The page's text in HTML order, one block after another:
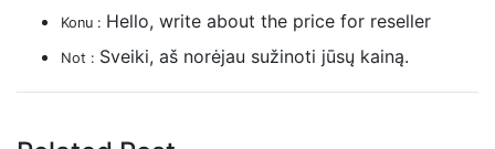
Konu : Hello, write about the price for reseller
Not : Sveiki, aš norėjau sužinoti jūsų kainą.